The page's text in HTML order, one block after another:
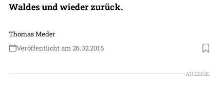
Waldes und wieder zurück.
Thomas Meder
Veröffentlicht am 26.02.2016
ANZEIGE